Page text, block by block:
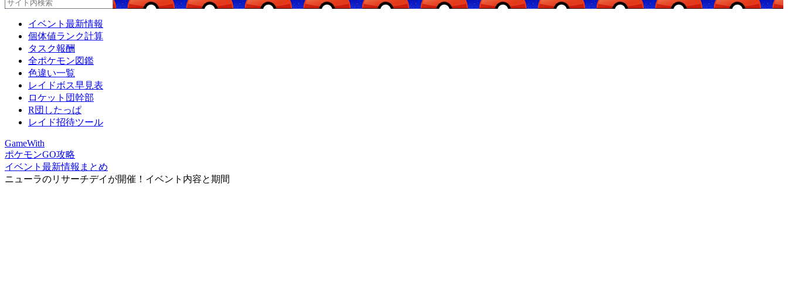
イベント最新情報
個体値ランク計算
タスク報酬
全ポケモン図鑑
色違い一覧
レイドボス早見表
ロケット団幹部
R団したっぱ
レイド招待ツール
GameWith
ポケモンGO攻略
イベント最新情報まとめ
ニューラのリサーチデイが開催！イベント内容と期間